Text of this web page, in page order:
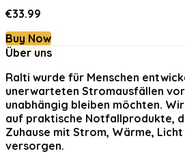
€33.99
Buy Now
Über uns
Ralti wurde für Menschen
unerwarteten Stromausfällen
unabhängig bleiben möchten.
auf praktische Notfallprodukte,
Zuhause mit Strom, Wärme, Licht
versorgen.